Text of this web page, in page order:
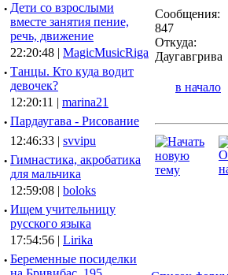
· Дети со взрослыми
вместе занятия пение,
речь, движение
22:20:48 | MagicMusicRiga
· Танцы. Кто куда водит
девочек?
12:20:11 | marina21
· Пардаугава - Рисование
12:46:33 | svvipu
· Гимнастика, акробатика
для мальчика
12:59:08 | boloks
· Ищем учительницу
русского языка
17:54:56 | Lirika
· Беременные посиделки
Сообщения:
847
Откуда:
Даугавгрива
в начало